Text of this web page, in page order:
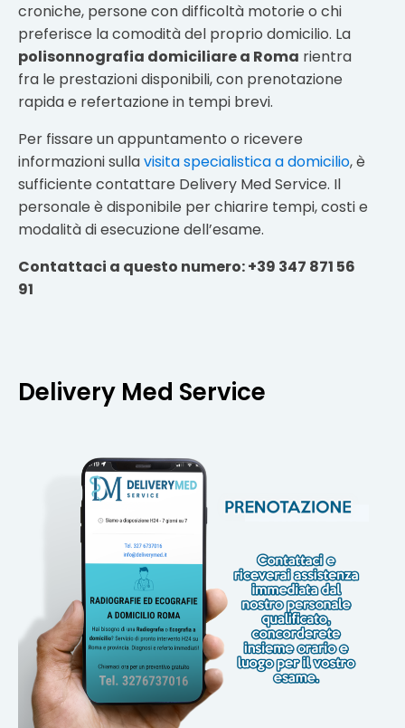
croniche, persone con difficoltà motorie o chi
preferisce la comodità del proprio domicilio. La
polisonnografia domiciliare a Roma rientra
fra le prestazioni disponibili, con prenotazione
rapida e refertazione in tempi brevi.
Per fissare un appuntamento o ricevere
informazioni sullavisita specialistica a domicilio, è
sufficiente contattare Delivery Med Service. Il
personale è disponibile per chiarire tempi, costi e
modalità di esecuzione dell’esame.
Contattaci a questo numero: +39 347 871 56
91
Delivery Med Service